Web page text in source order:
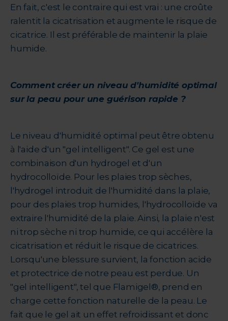
En fait, c'est le contraire qui est vrai : une croûte
ralentit la cicatrisation et augmente le risque de
cicatrice. Il est préférable de maintenir la plaie
humide.
Comment créer un niveau d'humidité optimal
sur la peau pour une guérison rapide ?
Le niveau d'humidité optimal peut être obtenu
à l'aide d'un "gel intelligent". Ce gel est une
combinaison d'un hydrogel et d'un
hydrocolloïde. Pour les plaies trop sèches,
l'hydrogel introduit de l'humidité dans la plaie,
pour des plaies trop humides, l'hydrocolloïde va
extraire l'humidité de la plaie. Ainsi, la plaie n'est
ni trop sèche ni trop humide, ce qui accélère la
cicatrisation et réduit le risque de cicatrices.
Lorsqu'une blessure survient, la fonction acide
et protectrice de notre peau est perdue. Un
"gel intelligent", tel que Flamigel®, prend en
charge cette fonction naturelle de la peau. Le
fait que le gel ait un effet refroidissant et donc